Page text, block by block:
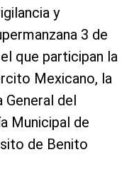
y
3 de
que participan la
Mexicano, la
General del
Municipal de
de Benito